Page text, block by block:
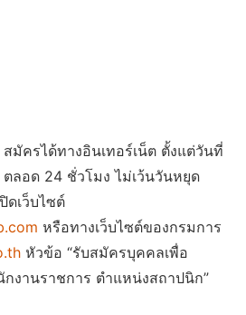
มัครได้ทางอินเทอร์เน็ต ตั้งแต่วันที่
ลอด 24 ชั่วโมง ไม่เว้นวันหยุด
ดเว็บไซต์
หรือทางเว็บไซต์ของกรมการ
หัวข้อ “รับสมัครบุคคลเพื่อ
งานราชการ ตําแหน่งสถาปนิก”